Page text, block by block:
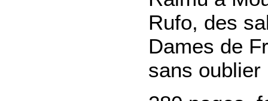
Rufo, des
Dames de
sans